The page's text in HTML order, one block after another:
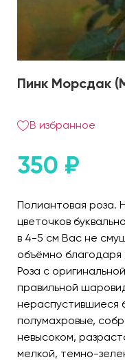
Пинк Морсдак
В избранное
350 ₽
Полиантовая роза.
цветочков
в 4-5 см Вас не
объёмно благодаря
Роза с
правильной
нераспустившиеся
полумахровые,
невысоком,
мелкой, темно-